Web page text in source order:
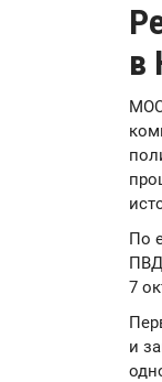
в
По
7
и